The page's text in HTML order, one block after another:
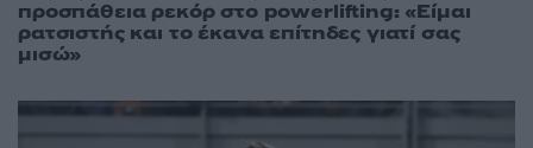
προσπάθεια ρεκόρ στο powerlifting: «Είμαι
ρατσιστής και το έκανα επίτηδες γιατί σας
μισώ»